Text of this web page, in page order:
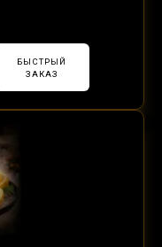
БЫСТРЫЙ
ЗАКАЗ